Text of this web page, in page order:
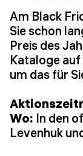
Am Black
Sie schon
Preis des
Kataloge auf
um das für
Wo: In den
Levenhuk